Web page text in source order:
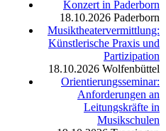
Konzert in Paderborn
18.10.2026 Paderborn
Musiktheatervermittlung:
Künstlerische Praxis und
Partizipation
18.10.2026 Wolfenbüttel
Orientierungsseminar:
Anforderungen an
Leitungskräfte in
Musikschulen